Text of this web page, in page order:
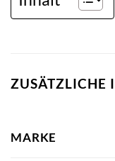
ZUSÄTZLICHE
MARKE